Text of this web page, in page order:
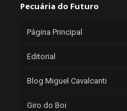
Pecuária do Futuro
Página Principal
Editorial
Blog Miguel Cavalcanti
Giro do Boi